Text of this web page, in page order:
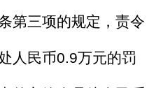
第三项的规定，责令
人民币0.9万元的罚